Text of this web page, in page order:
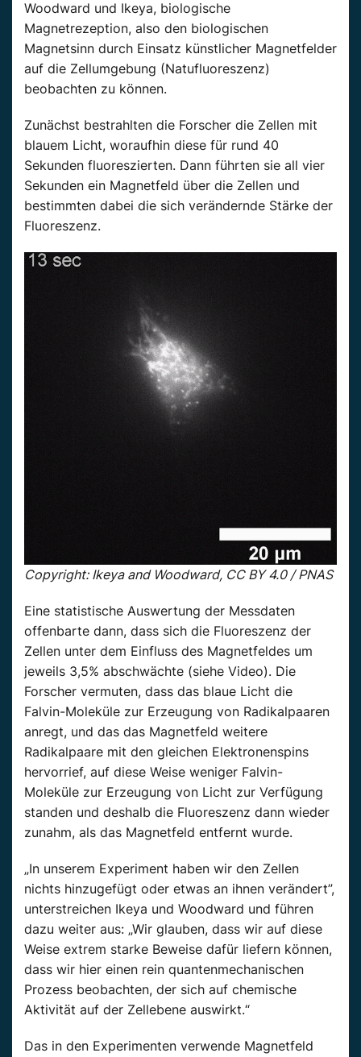
Woodward und Ikeya, biologische
Magnetrezeption, also den biologischen
Magnetsinn durch Einsatz künstlicher Magnetfelder
auf die Zellumgebung (Natufluoreszenz)
beobachten zu können.
Zunächst bestrahlten die Forscher die Zellen mit
blauem Licht, woraufhin diese für rund 40
Sekunden fluoreszierten. Dann führten sie all vier
Sekunden ein Magnetfeld über die Zellen und
bestimmten dabei die sich verändernde Stärke der
Fluoreszenz.
Copyright: Ikeya and Woodward, CC BY 4.0 / PNAS
Eine statistische Auswertung der Messdaten
offenbarte dann, dass sich die Fluoreszenz der
Zellen unter dem Einfluss des Magnetfeldes um
jeweils 3,5% abschwächte (siehe Video). Die
Forscher vermuten, dass das blaue Licht die
Falvin-Moleküle zur Erzeugung von Radikalpaaren
anregt, und das das Magnetfeld weitere
Radikalpaare mit den gleichen Elektronenspins
hervorrief, auf diese Weise weniger Falvin-
Moleküle zur Erzeugung von Licht zur Verfügung
standen und deshalb die Fluoreszenz dann wieder
zunahm, als das Magnetfeld entfernt wurde.
„In unserem Experiment haben wir den Zellen
nichts hinzugefügt oder etwas an ihnen verändert”,
unterstreichen Ikeya und Woodward und führen
dazu weiter aus: „Wir glauben, dass wir auf diese
Weise extrem starke Beweise dafür liefern können,
dass wir hier einen rein quantenmechanischen
Prozess beobachten, der sich auf chemische
Aktivität auf der Zellebene auswirkt.“
Das in den Experimenten verwende Magnetfeld